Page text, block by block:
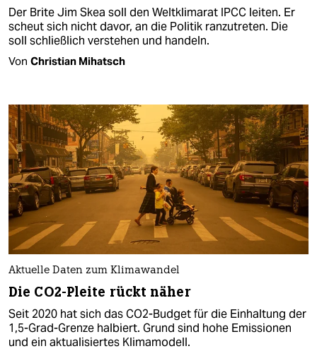
Der Brite Jim Skea soll den Weltklimarat IPCC leiten. Er
scheut sich nicht davor, an die Politik ranzutreten. Die
soll schließlich verstehen und handeln.
Von Christian Mihatsch
Aktuelle Daten zum Klimawandel
Die CO2-Pleite rückt näher
Seit 2020 hat sich das CO2-Budget für die Einhaltung der
1,5-Grad-Grenze halbiert. Grund sind hohe Emissionen
und ein aktualisiertes Klimamodell.